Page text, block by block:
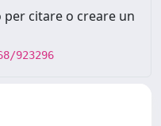
citare o creare un
923296